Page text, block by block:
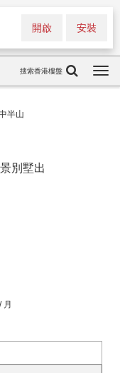
安裝
開啟
搜索香港樓盤
半山
別墅出
月